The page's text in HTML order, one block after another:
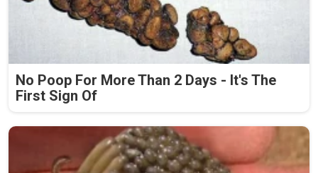
No Poop For More Than 2 Days - It's The
First Sign Of